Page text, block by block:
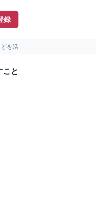
録
を活用したシフトでの勤務だ...
と